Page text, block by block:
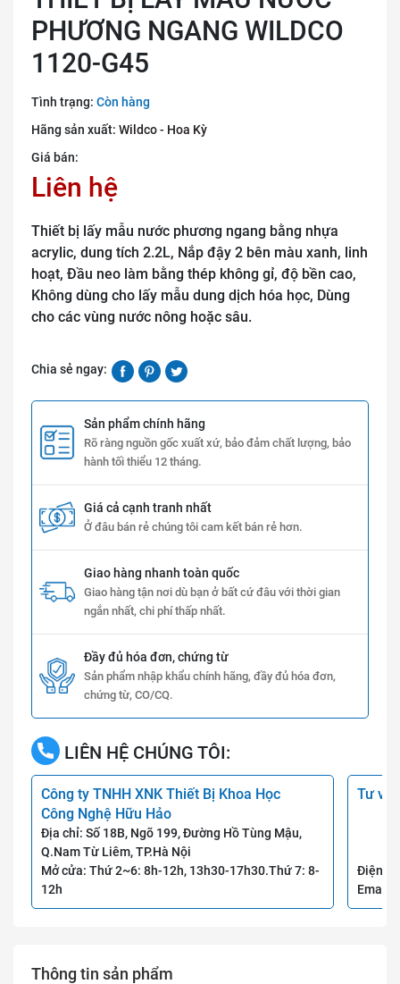
PHƯƠNG NGANG WILDCO
1120-G45
Tình trạng: Còn hàng
Hãng sản xuất: Wildco - Hoa Kỳ
Giá bán:
Liên hệ
Thiết bị lấy mẫu nước phương ngang bằng nhựa
acrylic, dung tích 2.2L, Nắp đậy 2 bên màu xanh, linh
hoạt, Đầu neo làm bằng thép không gỉ, độ bền cao,
Không dùng cho lấy mẫu dung dịch hóa học, Dùng
cho các vùng nước nông hoặc sâu.
Chia sẻ ngay:
Sản phẩm chính hãng
Rõ ràng nguồn gốc xuất xứ, bảo đảm chất lượng, bảo
hành tối thiểu 12 tháng.
Giá cả cạnh tranh nhất
Ở đâu bán rẻ chúng tôi cam kết bán rẻ hơn.
Giao hàng nhanh toàn quốc
Giao hàng tận nơi dù bạn ở bất cứ đâu với thời gian
ngắn nhất, chi phí thấp nhất.
Đầy đủ hóa đơn, chứng từ
Sản phẩm nhập khẩu chính hãng, đầy đủ hóa đơn,
chứng từ, CO/CQ.
LIÊN HỆ CHÚNG TÔI:
Công ty TNHH XNK Thiết Bị Khoa Học
Công Nghệ Hữu Hảo
Địa chỉ: Số 18B, Ngõ 199, Đường Hồ Tùng Mậu,
Q.Nam Từ Liêm, TP.Hà Nội
Mở cửa: Thứ 2~6: 8h-12h, 13h30-17h30.Thứ 7: 8-
12h
Tư
Điện
Email:
Thông tin sản phẩm